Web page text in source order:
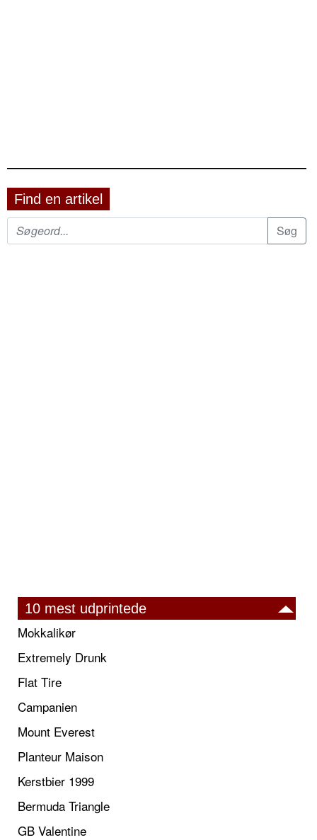
Find en artikel
10 mest udprintede
Mokkalikør
Extremely Drunk
Flat Tire
Campanien
Mount Everest
Planteur Maison
Kerstbier 1999
Bermuda Triangle
GB Valentine